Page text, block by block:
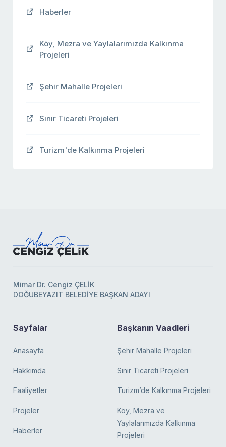
Haberler
Köy, Mezra ve Yaylalarımızda Kalkınma
Projeleri
Şehir Mahalle Projeleri
Sınır Ticareti Projeleri
Turizm'de Kalkınma Projeleri
Mimar Dr. Cengiz ÇELİK
DOĞUBEYAZIT BELEDİYE BAŞKAN ADAYI
Sayfalar
Anasayfa
Hakkımda
Faaliyetler
Projeler
Haberler
Başkanın Vaadleri
Şehir Mahalle Projeleri
Sınır Ticareti Projeleri
Turizm’de Kalkınma Projeleri
Köy, Mezra ve
Yaylalarımızda Kalkınma
Projeleri